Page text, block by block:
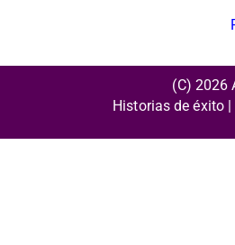
(C) 2026
Historias de éxito